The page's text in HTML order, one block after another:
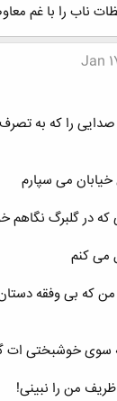
ناب را با غم
Jan
صدایی را که به
می سپارم
که در گلبرگ
می کنم
من که بی وفقه
سوی خوشبختی ات
ظریف من را نبینی!